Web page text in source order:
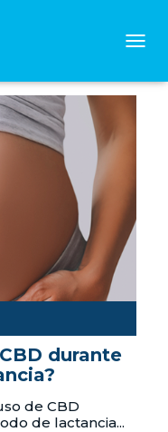
durante
de CBD
de lactancia...